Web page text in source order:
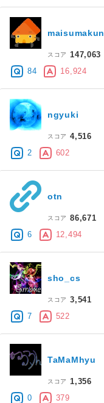
maisumakun
スコア
147,063
84
16,924
ngyuki
スコア
4,516
2
602
otn
スコア
86,671
6
12,494
sho_cs
スコア
3,541
7
522
TaMaMhyu
スコア
1,356
0
379